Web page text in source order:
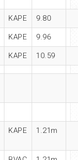
KAPE 9.80
KAPE 9.96
KAPE 10.59
KAPE 1.21m